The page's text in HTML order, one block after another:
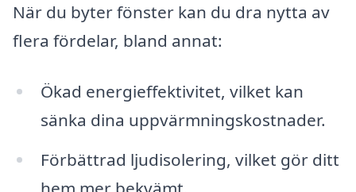
När du byter fönster kan du dra nytta av
flera fördelar, bland annat:
Ökad energieffektivitet, vilket kan
sänka dina uppvärmningskostnader.
Förbättrad ljudisolering, vilket gör ditt